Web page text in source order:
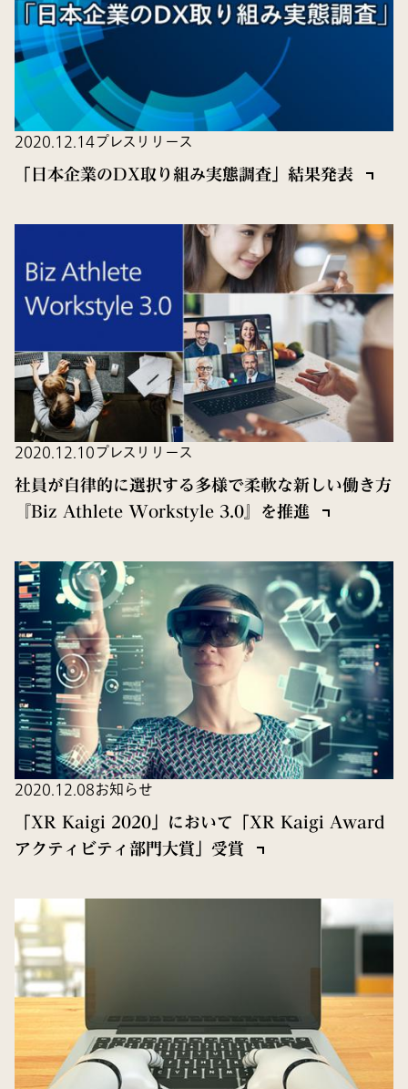
2020.12.14プレスリリース
「日本企業のDX取り組み実態調査」結果発表
2020.12.10プレスリリース
社員が自律的に選択する多様で柔軟な新しい働き方
『Biz Athlete Workstyle 3.0』を推進
2020.12.08お知らせ
「XR Kaigi 2020」において「XR Kaigi Award
アクティビティ部門大賞」受賞